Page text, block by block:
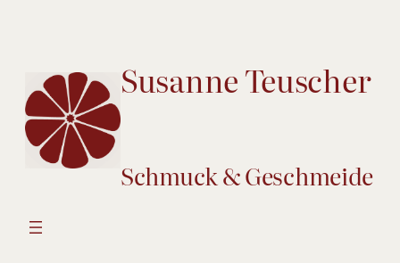
Susanne Teuscher
Schmuck & Geschmeide